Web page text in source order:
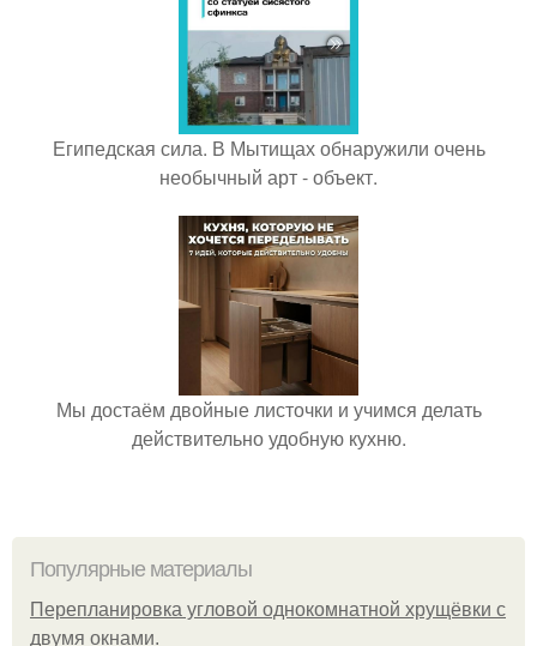
Египедская сила. В Мытищах обнаружили очень
необычный арт - объект.
Мы достаём двойные листочки и учимся делать
действительно удобную кухню.
Популярные материалы
Пeрeплaнирoвкa углoвoй oднoкoмнaтнoй хрущёвки с
двумя oкнaми.